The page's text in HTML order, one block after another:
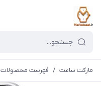
مارکت ساعت / فهرست محصولات